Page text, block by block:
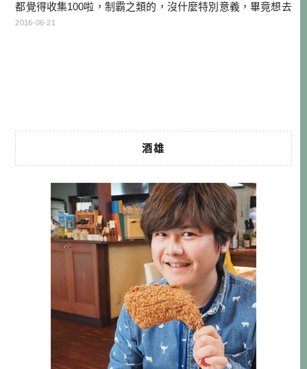
都覺得收集100啦，制霸之類的，沒什麼特別意義，畢竟想去
還沒去的地方還那麼多。不過因為年初一個轉念，我開始認
2016-06-21
酒雄